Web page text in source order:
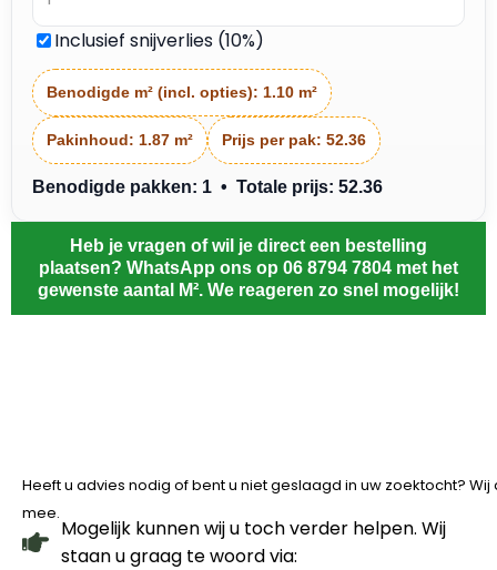
Inclusief snijverlies (10%)
Benodigde m² (incl. opties): 1.10 m²
Pakinhoud: 1.87 m² Prijs per pak: 52.36
Benodigde pakken: 1 • Totale prijs: 52.36
Heb je vragen of wil je direct een bestelling
plaatsen? WhatsApp ons op 06 8794 7804 met het
gewenste aantal M². We reageren zo snel mogelijk!
Heeft u advies nodig of bent u niet geslaagd in uw zoektocht?
mee.
Mogelijk kunnen wij u toch verder helpen. Wij
staan u graag te woord via: